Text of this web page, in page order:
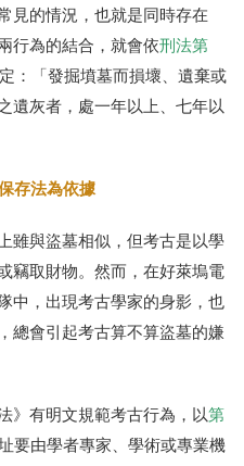
見的情況，也就是同時存在
行為的結合，就會依刑法第
：「 發掘墳墓而損壞、遺棄或
遺灰者，處一年以上、七年以
存法為依據
雖與盜墓相似，但考古是以學
竊取財物。然而，在好萊塢電
中，出現考古學家的身影，也
總會引起考古算不算盜墓的嫌
》有明文規範考古行為，以第
要由學者專家、學術或專業機